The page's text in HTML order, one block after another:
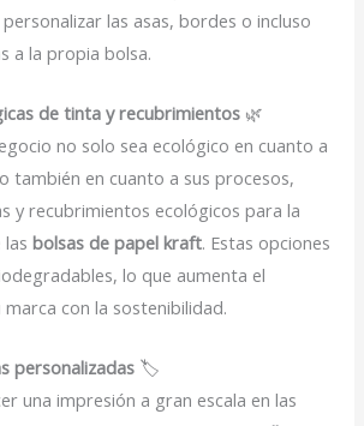
las asas, bordes o incluso
a la propia bolsa.
de tinta y recubrimientos 🌿
no solo sea ecológico en cuanto a
también en cuanto a sus procesos,
y recubrimientos ecológicos para la
lasbolsas de papel kraft. Estas opciones
lo que aumenta el
con la sostenibilidad.
personalizadas 🏷️
una impresión a gran escala en las